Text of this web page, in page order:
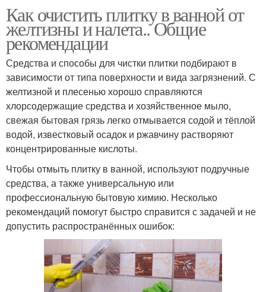
Как очистить плитку в ванной от
желтизны и налета.. Общие
рекомендации
Средства и способы для чистки плитки подбирают в
зависимости от типа поверхности и вида загрязнений. С
желтизной и плесенью хорошо справляются
хлорсодержащие средства и хозяйственное мыло,
свежая бытовая грязь легко отмывается содой и тёплой
водой, известковый осадок и ржавчину растворяют
концентрированные кислоты.
Чтобы отмыть плитку в ванной, используют подручные
средства, а также универсальную или
профессиональную бытовую химию. Несколько
рекомендаций помогут быстро справится с задачей и не
допустить распространённых ошибок: